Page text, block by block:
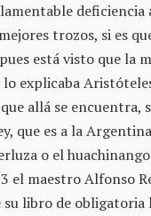
deficiencia
trozos, si es
está visto que la
explicaba
allá se encuentra,
que es a la
o el
el maestro Alfonso
su libro de obligatoria